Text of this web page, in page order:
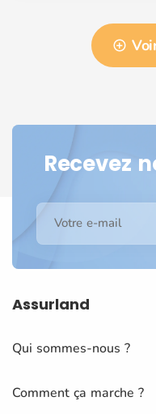
Recevez
Votre e-mail
Assurland
Qui sommes-nous ?
Comment ça marche ?